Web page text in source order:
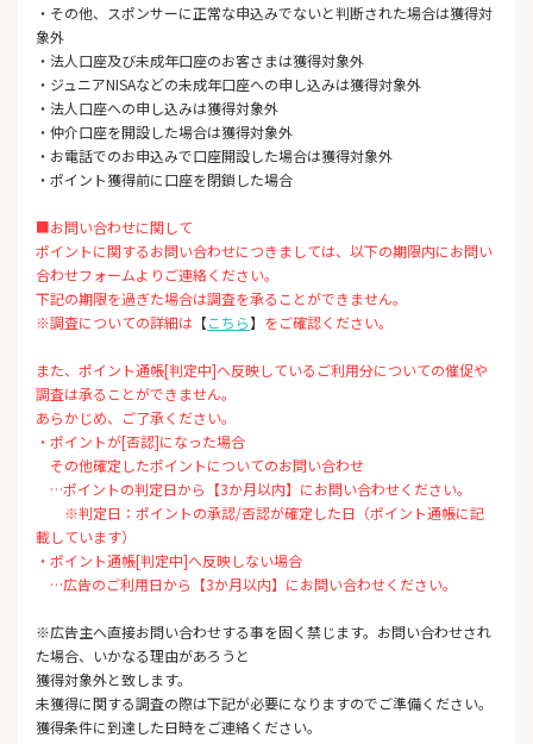
・その他、スポンサーに正常な申込みでないと判断された場合は獲得対
象外
・法人口座及び未成年口座のお客さまは獲得対象外
・ジュニアNISAなどの未成年口座への申し込みは獲得対象外
・法人口座への申し込みは獲得対象外
・仲介口座を開設した場合は獲得対象外
・お電話でのお申込みで口座開設した場合は獲得対象外
・ポイント獲得前に口座を閉鎖した場合
■お問い合わせに関して
ポイントに関するお問い合わせにつきましては、以下の期限内にお問い
合わせフォームよりご連絡ください。
下記の期限を過ぎた場合は調査を承ることができません。
※調査についての詳細は 【こちら】 をご確認ください。
また、ポイント通帳[判定中]へ反映しているご利用分についての催促や
調査は承ることができません。
あらかじめ、ご了承ください。
・ポイントが[否認]になった場合
その他確定したポイントについてのお問い合わせ
…ポイントの判定日から【3か月以内】にお問い合わせください。
※判定日：ポイントの承認/否認が確定した日（ポイント通帳に記
載しています）
・ポイント通帳[判定中]へ反映しない場合
…広告のご利用日から【3か月以内】にお問い合わせください。
※広告主へ直接お問い合わせする事を固く禁じます。お問い合わせされ
た場合、いかなる理由があろうと
獲得対象外と致します。
未獲得に関する調査の際は下記が必要になりますのでご準備ください。
獲得条件に到達した日時をご連絡ください。